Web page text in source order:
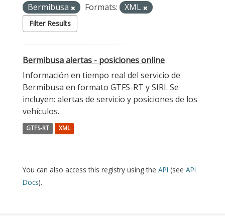
Bermibusa
Formats: XML
Filter Results
Bermibusa alertas - posiciones online
Información en tiempo real del servicio de
Bermibusa en formato GTFS-RT y SIRI. Se
incluyen: alertas de servicio y posiciones de los
vehículos.
GTFS-RT XML
You can also access this registry using the API (see API
Docs).